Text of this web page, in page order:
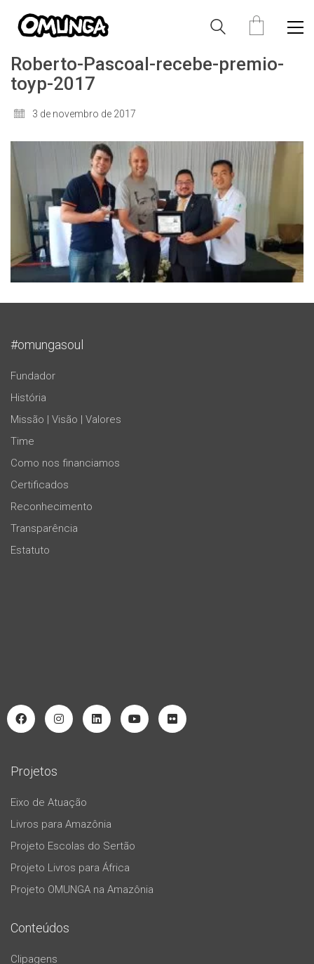
Roberto-Pascoal-recebe-premio-
toyp-2017
3 de novembro de 2017
#omungasoul
Fundador
História
Missão | Visão | Valores
Time
Como nos financiamos
Certificados
Reconhecimento
Transparência
Estatuto
Projetos
Eixo de Atuação
Livros para Amazônia
Projeto Escolas do Sertão
Projeto Livros para África
Projeto OMUNGA na Amazônia
Conteúdos
Clipagens